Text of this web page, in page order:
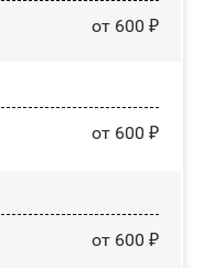
от 600 ₽
от 600 ₽
от 600 ₽